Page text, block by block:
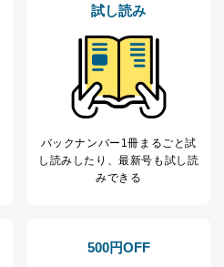
試し読み
バックナンバー1冊まるごと試
し読み したり、最新号も試し読
みできる
500円OFF